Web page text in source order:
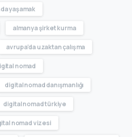
yaşamak
almanya şirket kurma
avrupa’da uzaktan çalışma
nomad
digital nomad danışmanlığı
digital nomad türkiye
nomad vizesi